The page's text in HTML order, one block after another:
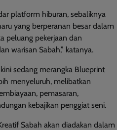
platform hiburan, sebaliknya
yang berperanan besar dalam
peluang pekerjaan dan
warisan Sabah,” katanya.
sedang merangka Blueprint
menyeluruh, melibatkan
pemasaran,
kebajikan penggiat seni.
Sabah akan diadakan dalam